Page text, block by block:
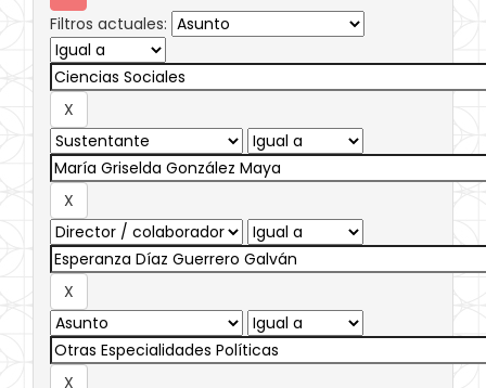
Filtros actuales: